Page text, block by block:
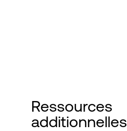
Ressources
additionnelles